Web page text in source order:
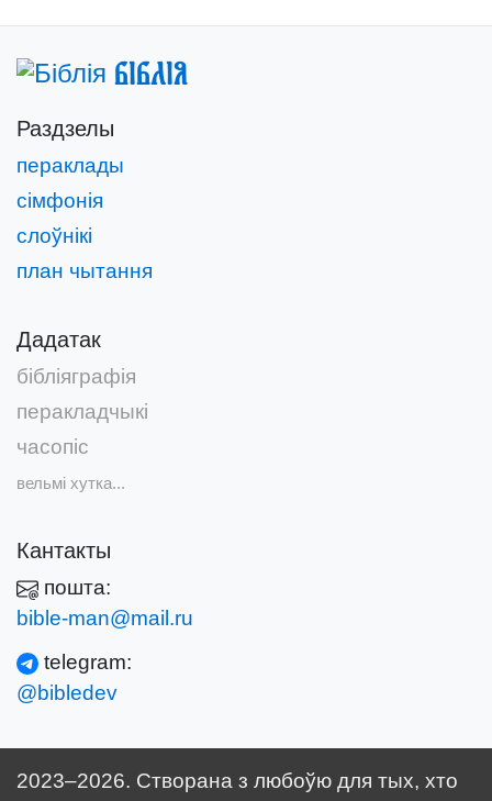
Біблія
Раздзелы
пераклады
сімфонія
слоўнікі
план чытання
Дадатак
бібліяграфія
перакладчыкі
часопіс
вельмі хутка...
Кантакты
пошта:
bible-man@mail.ru
telegram:
@bibledev
2023–2026. Створана з любоўю для тых, хто